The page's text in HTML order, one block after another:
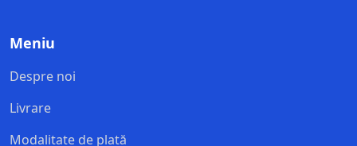
Meniu
Despre noi
Livrare
Modalitate de plată